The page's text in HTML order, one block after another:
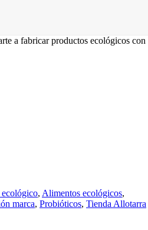
, Alimentos ecológicos,
marca, Probióticos, Tienda Allotarra